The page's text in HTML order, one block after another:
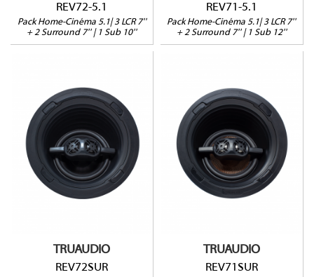
REV72-5.1
Pack Home-Cinéma 5.1| 3 LCR 7''
+ 2 Surround 7'' | 1 Sub 10''
REV71-5.1
Pack Home-Cinéma 5.1| 3 LCR 7''
+ 2 Surround 7'' | 1 Sub 12''
TRUAUDIO
REV72SUR
REV72SUR
150W@8Ω
Profondeur : 152mm
2 Tweeters pivotants
Vendue à l'unité
TRUAUDIO
REV71SUR
REV71SUR
175W@8Ω
Profondeur : 152mm
2 Tweeters pivotants
Vendue à l'unité